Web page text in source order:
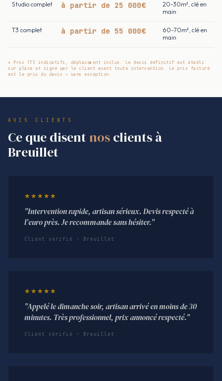
Studio complet à partir de 25 000€
20-30m², clé en
main
T3 complet à partir de 55 000€
60-70m², clé en
main
* Prix TTC indicatifs, déplacement inclus. Le devis définitif est établi
sur place et signé par le client avant toute intervention. Le prix facturé
est le prix du devis — sans exception.
AVIS CLIENTS
Ce que disent nosclients à
Breuillet
★★★★★
"Intervention rapide, artisan sérieux. Devis respecté à
l'euro près. Je recommande sans hésiter."
Client vérifié · Breuillet
★★★★★
"Appelé le dimanche soir, artisan arrivé en moins de 30
minutes. Très professionnel, prix annoncé respecté."
Client vérifié · Breuillet